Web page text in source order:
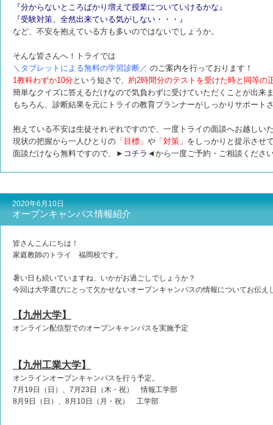
『分からないところばかり増えて授業についていけるかな』
『受験対策、全然出来ている気がしない・・・』
など、不安を抱えている方も多いのではないでしょうか。
そんな皆さんへ！トライでは
＼タブレットによる無料の学習診断／ のご案内を行っております！
1教科わずか10分という短さで、 約2時間分のテスト を受けた時と同等の
簡単なクイズに答えるだけなので気負わずに受けていただくことが出来
もちろん、診断結果を元にトライの教育プランナーがしっかりサポート
抱えている不安は生徒それぞれですので、一度トライの面談へお越しい
現状の把握から一人ひとりの 「目標」 や 「対策」 をしっかりと提示させ
面談だけなら無料ですので、► コチラ ◄から一度ご予約・ご相談くださ
2020年6月10日
オープンキャンパス情報紹介
皆さんこんにちは！
家庭教師のトライ 福岡校です。
暑い日も続いていますね、いかがお過ごしでしょうか？
今回は大学選びにとって欠かせないオープンキャンパスの情報についてお伝え
【九州大学】
オンライン配信型でのオープンキャンパスを実施予定
【九州工業大学】
オンラインオープンキャンパスを行う予定。
7月19日（日）、7月23日（木・祝） 情報工学部
8月9日（日）、8月10日（月・祝） 工学部